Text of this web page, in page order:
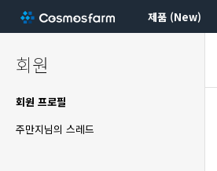
제품 (New)
회원
회원 프로필
주만지님의 스레드